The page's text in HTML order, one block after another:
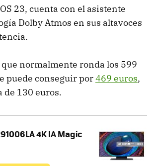
23, cuenta con el asistente
Dolby Atmos en sus altavoces
normalmente ronda los 599
puede conseguir por469 euros,
130 euros.
4K IA Magic